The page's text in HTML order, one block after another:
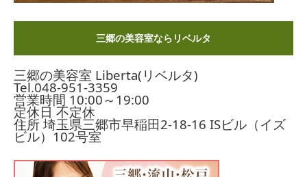
三郷の美容室ならリベルタ
三郷の美容室 Liberta(リベルタ)
Tel.048-951-3359
営業時間 10:00～19:00
定休日 不定休
住所 埼玉県三郷市早稲田2-18-16 ISビル（イズ
ビル）102号室